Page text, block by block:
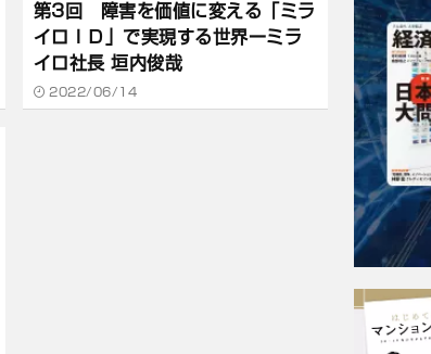
第3回 障害を価値に変える「ミラ
イロＩＤ」で実現する世界ーミラ
イロ社長 垣内俊哉
2022/06/14